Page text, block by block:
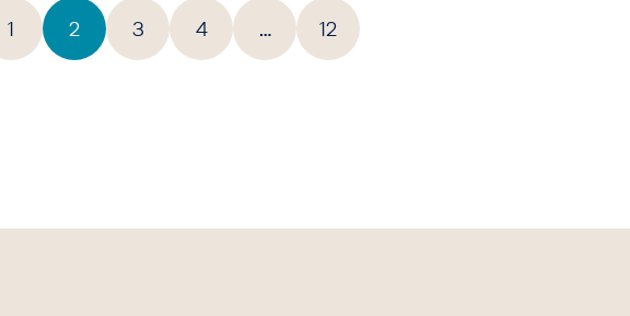
1 2 3 4 … 12